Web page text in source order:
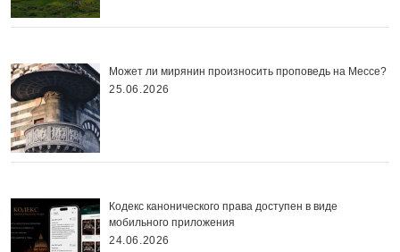
Может ли мирянин произносить проповедь на Мессе?
25.06.2026
Кодекс канонического права доступен в виде
мобильного приложения
24.06.2026